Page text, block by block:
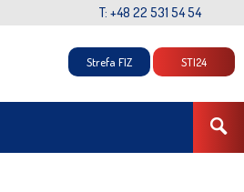
T: +48 22 531 54 54
Strefa FIZ STI24